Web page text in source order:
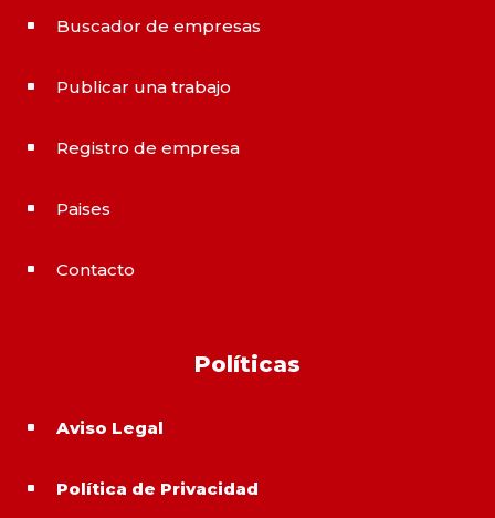
^ Buscador de empresas
^ Publicar una trabajo
^ Registro de empresa
^ Paises
^ Contacto
Políticas
^ Aviso Legal
^ Política de Privacidad